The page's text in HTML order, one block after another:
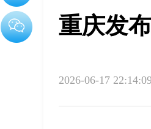
重庆发
2026-06-17